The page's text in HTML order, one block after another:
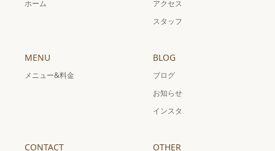
ホーム
アクセス
スタッフ
MENU
メニュー&料金
BLOG
ブログ
お知らせ
インスタ
CONTACT OTHER